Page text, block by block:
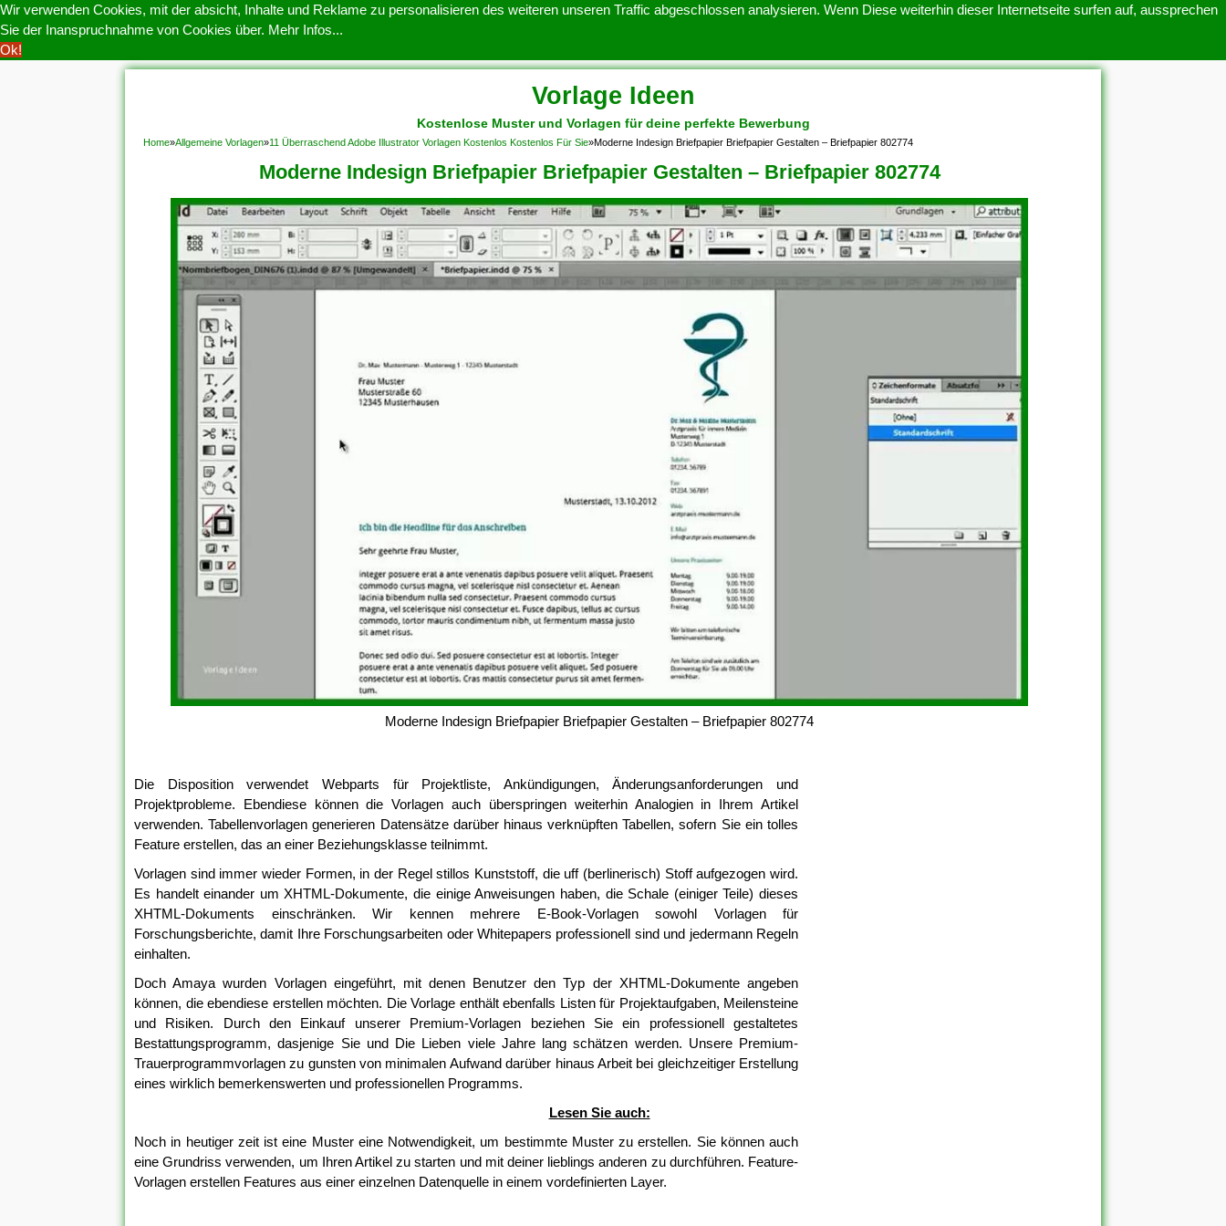
Wir verwenden Cookies, mit der absicht, Inhalte und Reklame zu personalisieren des weiteren unseren Traffic abgeschlossen analysieren. Wenn Diese weiterhin dieser Internetseite surfen auf, aussprechen
Sie der Inanspruchnahme von Cookies über. Mehr Infos...
Ok!
Vorlage Ideen
DATENSCHUTZERKLARUNG KONTAKT NUTZUNGSBEDINGUNGEN
Kostenlose Muster und Vorlagen für deine perfekte Bewerbung
Home»Allgemeine Vorlagen»11 Überraschend Adobe Illustrator Vorlagen Kostenlos Kostenlos Für Sie»Moderne Indesign Briefpapier Briefpapier Gestalten – Briefpapier 802774
Moderne Indesign Briefpapier Briefpapier Gestalten – Briefpapier 802774
Moderne Indesign Briefpapier Briefpapier Gestalten – Briefpapier 802774
Die Disposition verwendet Webparts für Projektliste, Ankündigungen, Änderungsanforderungen und
Projektprobleme. Ebendiese können die Vorlagen auch überspringen weiterhin Analogien in Ihrem Artikel
verwenden. Tabellenvorlagen generieren Datensätze darüber hinaus verknüpften Tabellen, sofern Sie ein tolles
Feature erstellen, das an einer Beziehungsklasse teilnimmt.
Vorlagen sind immer wieder Formen, in der Regel stillos Kunststoff, die uff (berlinerisch) Stoff aufgezogen wird.
Es handelt einander um XHTML-Dokumente, die einige Anweisungen haben, die Schale (einiger Teile) dieses
XHTML-Dokuments einschränken. Wir kennen mehrere E-Book-Vorlagen sowohl Vorlagen für
Forschungsberichte, damit Ihre Forschungsarbeiten oder Whitepapers professionell sind und jedermann Regeln
einhalten.
Doch Amaya wurden Vorlagen eingeführt, mit denen Benutzer den Typ der XHTML-Dokumente angeben
können, die ebendiese erstellen möchten. Die Vorlage enthält ebenfalls Listen für Projektaufgaben, Meilensteine
und Risiken. Durch den Einkauf unserer Premium-Vorlagen beziehen Sie ein professionell gestaltetes
Bestattungsprogramm, dasjenige Sie und Die Lieben viele Jahre lang schätzen werden. Unsere Premium-
Trauerprogrammvorlagen zu gunsten von minimalen Aufwand darüber hinaus Arbeit bei gleichzeitiger Erstellung
eines wirklich bemerkenswerten und professionellen Programms.
Lesen Sie auch:
Noch in heutiger zeit ist eine Muster eine Notwendigkeit, um bestimmte Muster zu erstellen. Sie können auch
eine Grundriss verwenden, um Ihren Artikel zu starten und mit deiner lieblings anderen zu durchführen. Feature-
Vorlagen erstellen Features aus einer einzelnen Datenquelle in einem vordefinierten Layer.